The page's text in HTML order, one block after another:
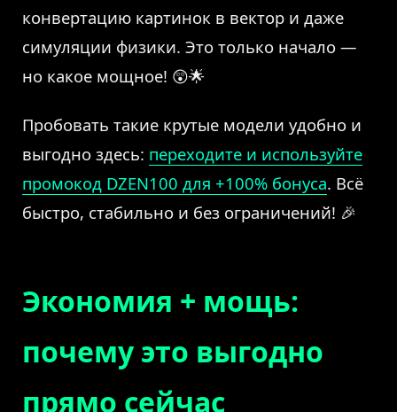
конвертацию картинок в вектор и даже
симуляции физики. Это только начало —
но какое мощное! 😲🌟
Пробовать такие крутые модели удобно и
выгодно здесь: переходите и используйте
промокод DZEN100 для +100% бонуса. Всё
быстро, стабильно и без ограничений! 🎉
Экономия + мощь:
почему это выгодно
прямо сейчас